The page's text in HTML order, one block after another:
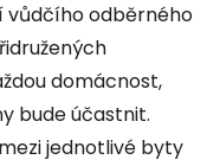
vůdčího odběrného
domácnost,
bude účastnit.
jednotlivé byty